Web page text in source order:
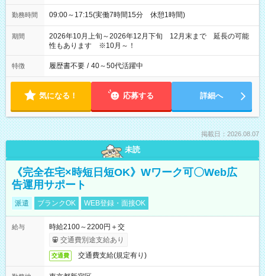
勤務時間 09:00～17:15(実働7時間15分 休憩1時間)
期間
2026年10月上旬～2026年12月下旬 12月末まで 延長の可能
性もあります ※10月～！
特徴 履歴書不要 / 40～50代活躍中
気になる！ 応募する 詳細へ
掲載日：2026.08.07
未読
《完全在宅×時短日短OK》Wワーク可〇Web広
告運用サポート
派遣 ブランクOK WEB登録・面接OK
給与
時給2100～2200円＋交
交通費別途支給あり
交通費 交通費支給(規定有り)